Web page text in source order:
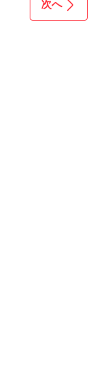
次へ